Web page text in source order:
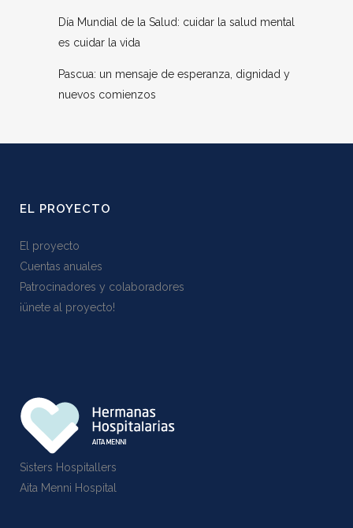
Día Mundial de la Salud: cuidar la salud mental
es cuidar la vida
Pascua: un mensaje de esperanza, dignidad y
nuevos comienzos
EL PROYECTO
El proyecto
Cuentas anuales
Patrocinadores y colaboradores
¡ünete al proyecto!
Sisters Hospitallers
Aita Menni Hospital